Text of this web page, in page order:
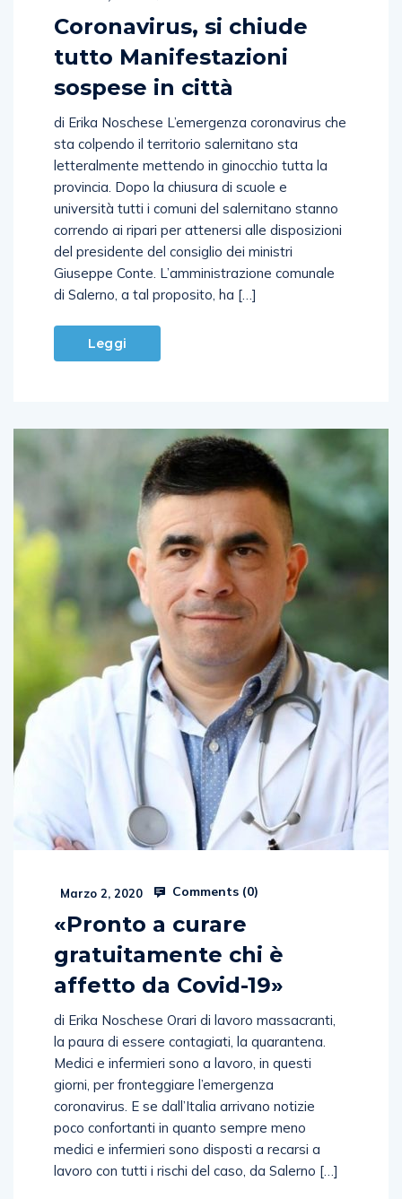
Coronavirus, si chiude
tutto Manifestazioni
sospese in città
di Erika Noschese L’emergenza coronavirus che
sta colpendo il territorio salernitano sta
letteralmente mettendo in ginocchio tutta la
provincia. Dopo la chiusura di scuole e
università tutti i comuni del salernitano stanno
correndo ai ripari per attenersi alle disposizioni
del presidente del consiglio dei ministri
Giuseppe Conte. L’amministrazione comunale
di Salerno, a tal proposito, ha […]
Leggi
Marzo 2, 2020 Comments (0)
«Pronto a curare
gratuitamente chi è
affetto da Covid-19»
di Erika Noschese Orari di lavoro massacranti,
la paura di essere contagiati, la quarantena.
Medici e infermieri sono a lavoro, in questi
giorni, per fronteggiare l’emergenza
coronavirus. E se dall’Italia arrivano notizie
poco confortanti in quanto sempre meno
medici e infermieri sono disposti a recarsi a
lavoro con tutti i rischi del caso, da Salerno […]